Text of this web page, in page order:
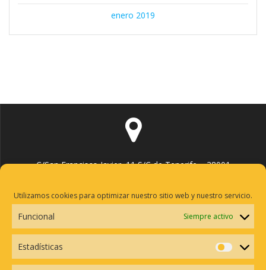
Utilizamos cookies para optimizar nuestro sitio web y nuestro servicio.
Funcional Siempre activo
Estadísticas
enero 2019
C/San Francisco Javier, 11 S/C de Tenerife – 38001